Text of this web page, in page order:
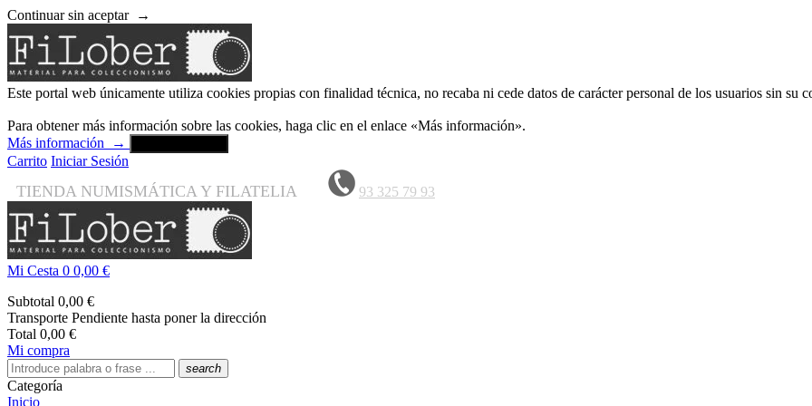
Continuar sin aceptar →
Este portal web únicamente utiliza cookies propias con finalidad técnica, no recaba ni cede datos de carácter personal de los usuarios sin su
Para obtener más información sobre las cookies, haga clic en el enlace «Más información».
Más información
→
Carrito Iniciar Sesión
TIENDA NUMISMÁTICA Y FILATELIA 93 325 79 93
Mi Cesta 0 0,00 €
Subtotal 0,00 €
Transporte Pendiente hasta poner la dirección
Total 0,00 €
Mi compra
search
Categoría
Inicio